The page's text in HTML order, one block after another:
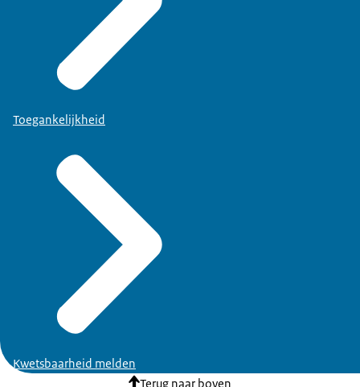
Toegankelijkheid
Kwetsbaarheid melden
Terug naar boven